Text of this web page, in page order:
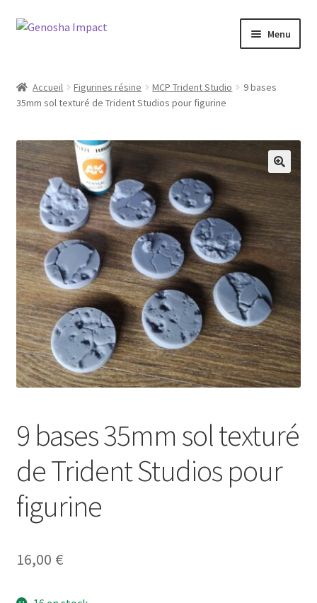
Aller
navigation
Aller
Menu
Cart
Checkout
My account
Shop
Wishlist
Accueil Figurines résine MCP Trident Studio
9 bases
35mm sol texturé de Trident Studios pour figurine
9 bases 35mm sol texturé
de Trident Studios pour
figurine
16,00 €